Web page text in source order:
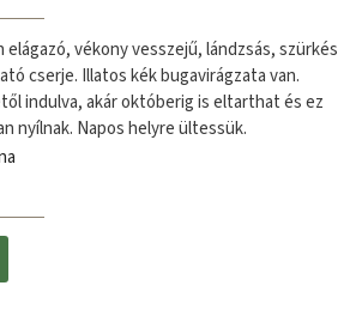
elágazó, vékony vesszejű, lándzsás, szürkés
cserje. Illatos kék bugavirágzata van.
indulva, akár októberig is eltarthat és ez
nyílnak. Napos helyre ültessük.